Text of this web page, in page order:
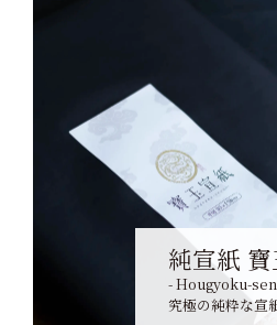
純宣紙
- Hougyoku-
究極の純粋な宣